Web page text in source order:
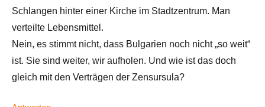
Schlangen hinter einer Kirche im Stadtzentrum. Man
verteilte Lebensmittel.
Nein, es stimmt nicht, dass Bulgarien noch nicht „so weit“
ist. Sie sind weiter, wir aufholen. Und wie ist das doch
gleich mit den Verträgen der Zensursula?